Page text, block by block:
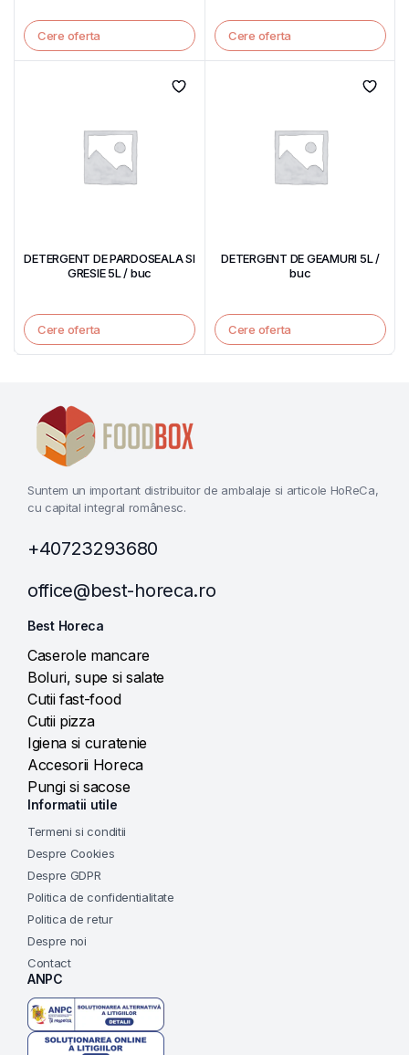
Cere oferta Cere oferta
DETERGENT DE PARDOSEALA SI
GRESIE 5L / buc
Cere oferta
DETERGENT DE GEAMURI 5L /
buc
Cere oferta
Suntem un important distribuitor de ambalaje si articole HoReCa,
cu capital integral românesc.
+40723293680
office@best-horeca.ro
Best Horeca
Caserole mancare
Boluri, supe si salate
Cutii fast-food
Cutii pizza
Igiena si curatenie
Accesorii Horeca
Pungi si sacose
Informatii utile
Termeni si conditii
Despre Cookies
Despre GDPR
Politica de confidentialitate
Politica de retur
Despre noi
Contact
ANPC